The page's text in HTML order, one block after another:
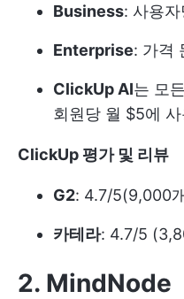
Business: 사용
Enterprise: 가격
ClickUp AI는 모
회원당 월 $5에
ClickUp 평가 및 리뷰
G2: 4.7/5(9,000
카테라: 4.7/5
2. MindNode